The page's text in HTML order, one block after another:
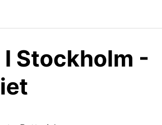
Stockholm -